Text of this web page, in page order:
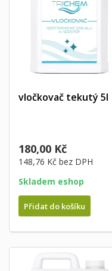
vločkovač tekutý 5l
180,00 Kč
148,76 Kč bez DPH
Skladem eshop
Přidat do košíku